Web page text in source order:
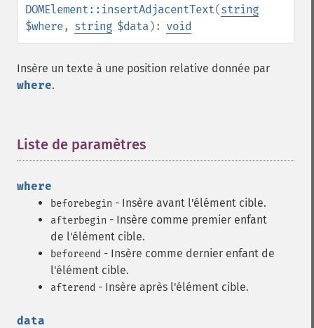
DOMElement::insertAdjacentText(string
$where, string $data): void
Insère un texte à une position relative donnée par
where.
Liste de paramètres
where
beforebegin - Insère avant l'élément cible.
afterbegin - Insère comme premier enfant
de l'élément cible.
beforeend - Insère comme dernier enfant de
l'élément cible.
afterend - Insère après l'élément cible.
data